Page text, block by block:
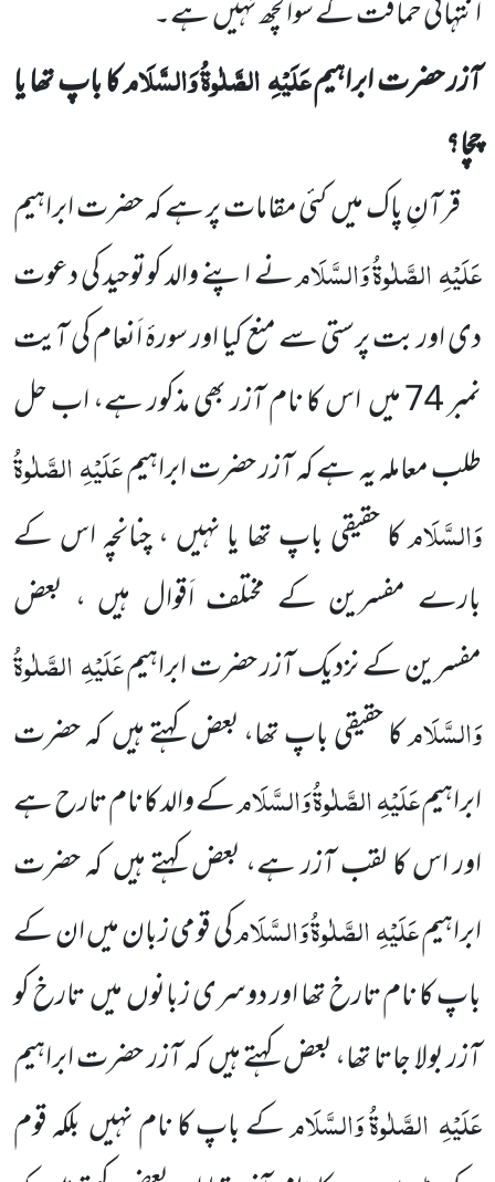
انتہائی حماقت کے سوا کچھ نہیںہے۔
آزر حضرت ابراہیمعَلَیْہِالصَّلٰوۃُ وَالسَّلَامکا باپ تھا یا
چچا؟
قرآنِ پاک میںکئی مقامات پر ہے کہ حضرت ابراہیم
عَلَیْہِالصَّلٰوۃُ وَالسَّلَامنے اپنے والد کوتوحید کی دعوت
دی اوربت پرستی سے منع کیا اور سورۂ اَنعام کی آیت
نمبر74میںاس کا نام آزر بھی مذکور ہے، اب حل
طلب معاملہ یہ ہے کہ آزرحضرت ابراہیمعَلَیْہِالصَّلٰوۃُ
وَالسَّلَامکا حقیقی باپ تھا یا نہیں ، چنانچہ اس کے
بارے مفسرین کے مختلف اَقوال ہیں ، بعض
مفسرینکے نزدیک آزر حضرت ابراہیمعَلَیْہِالصَّلٰوۃُ
وَالسَّلَامکا حقیقی باپ تھا، بعض کہتے ہیںکہ حضرت
ابراہیمعَلَیْہِالصَّلٰوۃُ وَالسَّلَامکے والد کا نام تارح ہے
اور اس کا لقب آزر ہے، بعض کہتے ہیںکہ حضرت
ابراہیمعَلَیْہِالصَّلٰوۃُ وَالسَّلَامکی قومی زبان میں ان کے
باپ کا نام تارخ تھا اور دوسری زبانوںمیںتارخ کو
آزر بولا جاتا تھا، بعض کہتے ہیںکہ آزر حضرت ابراہیم
عَلَیْہِ الصَّلٰوۃُ وَالسَّلَامکے باپ کا نام نہیںبلکہ قوم